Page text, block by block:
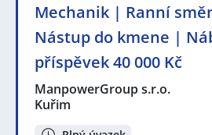
Mechanik | Ranní
Nástup do kmene |
příspěvek 40 000 Kč
ManpowerGroup s.r.o.
Kuřim